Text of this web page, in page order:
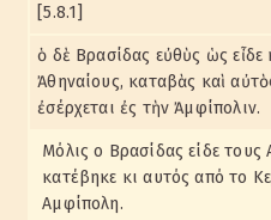
[5.8.1]
ὁ δὲ Βρασίδας εὐθὺς ὡς εἶδε
Ἀθηναίους, καταβὰς καὶ
ἐσέρχεται ἐς τὴν Ἀμφίπολιν.
Μόλις ο Βρασίδας είδε τους
κατέβηκε κι αυτός από το
Αμφίπολη.